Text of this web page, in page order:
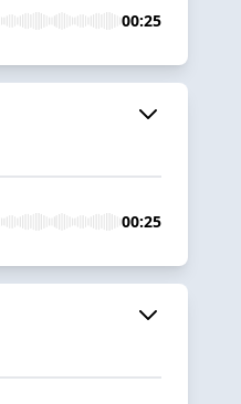
00:25
00:25